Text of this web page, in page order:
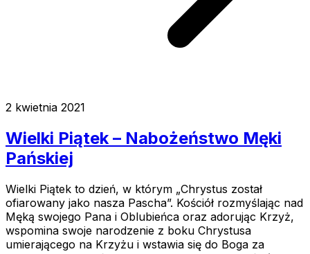
2 kwietnia 2021
Wielki Piątek – Nabożeństwo Męki
Pańskiej
Wielki Piątek to dzień, w którym „Chrystus został
ofiarowany jako nasza Pascha”. Kościół rozmyślając nad
Męką swojego Pana i Oblubieńca oraz adorując Krzyż,
wspomina swoje narodzenie z boku Chrystusa
umierającego na Krzyżu i wstawia się do Boga za